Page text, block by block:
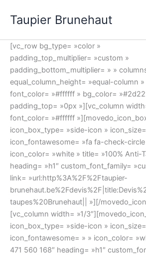
casinos
monde
Meilleur
Casino
En
Ligne
Belgique
2026
Le
Classement
Fiable
vous
voulez
faire
l'expérience
d'un
jeu
Taupier Brunehaut
[vc_row bg_type= »color »
padding_top_multiplier= »custom »
padding_bottom_multiplier= » »
equal_column_height= »equal-column »
font_color= »#ffffff » bg_color=
padding_top= »0px »][vc_column
font_color= »#ffffff
icon_box_type= »side-icon »
icon_fontawesome= »fa fa-check-circle
icon_color= »white » title= »100% Anti-
heading= »h1″ custom_font_family=
link= »url:http%3A%2F%2Ftaupier-
taupes%20Brunehaut|| »][/
[vc_column width= »1/
icon_box_type= »side-icon »
icon_fontawesome= » » icon_color=
471 560 168″ heading= »h1″